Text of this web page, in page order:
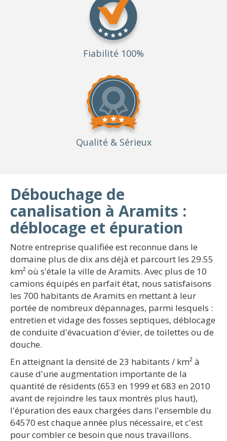
Fiabilité 100%
Qualité & Sérieux
Débouchage de
canalisation à Aramits :
déblocage et épuration
Notre entreprise qualifiée est reconnue dans le
domaine plus de dix ans déjà et parcourt les 29.55
km² où s'étale la ville de Aramits. Avec plus de 10
camions équipés en parfait état, nous satisfaisons
les 700 habitants de Aramits en mettant à leur
portée de nombreux dépannages, parmi lesquels :
entretien et vidage des fosses septiques, déblocage
de conduite d'évacuation d'évier, de toilettes ou de
douche.
En atteignant la densité de 23 habitants / km² à
cause d'une augmentation importante de la
quantité de résidents (653 en 1999 et 683 en 2010
avant de rejoindre les taux montrés plus haut),
l'épuration des eaux chargées dans l'ensemble du
64570 est chaque année plus nécessaire, et c'est
pour combler ce besoin que nous travaillons.